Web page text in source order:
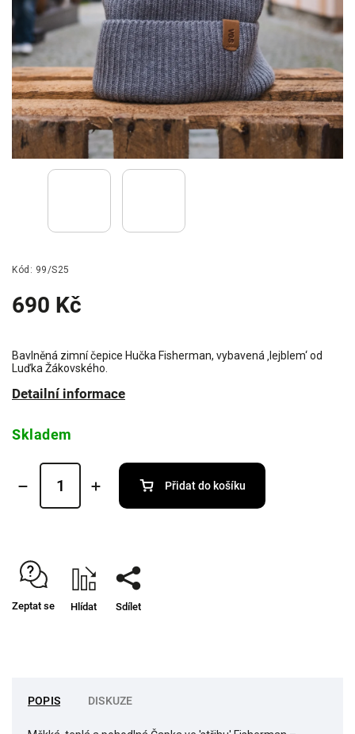
Kód: 99/S25
690 Kč
Bavlněná zimní čepice Hučka Fisherman, vybavená ‚lejblem‘ od
Luďka Žákovského.
Detailní informace
Skladem
Přidat do košíku
Zeptat se Hlídat Sdílet
POPIS DISKUZE